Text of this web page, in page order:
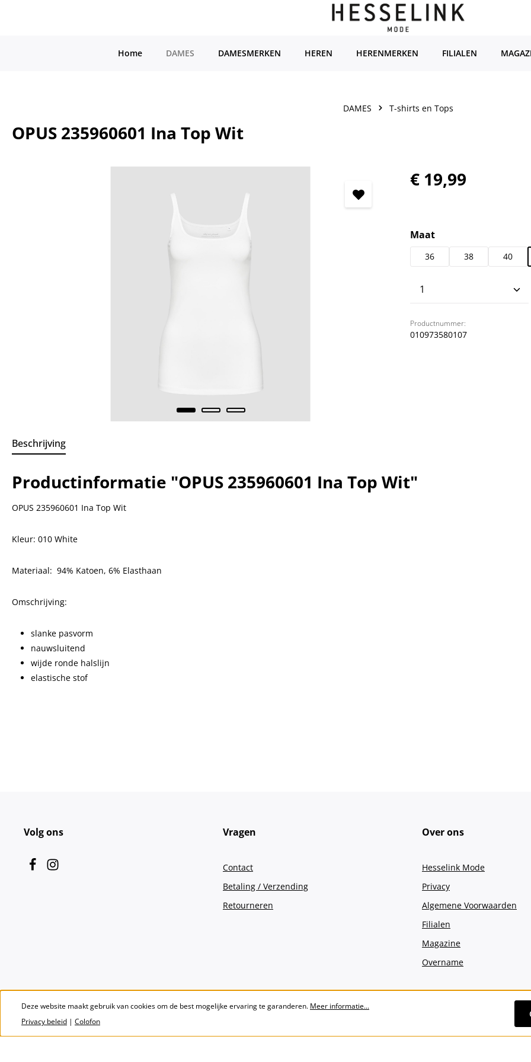
Home DAMES DAMESMERKEN HEREN HERENMERKEN FILIALEN
DAMES T-shirts en Tops
OPUS 235960601 Ina Top Wit
Normale prijs:
€ 19,99
Selecteer
Maat
36 38 40
Productnummer:
010973580107
Beschrijving
Productinformatie "OPUS 235960601 Ina Top Wit"
OPUS 235960601 Ina Top Wit
Kleur: 010 White
Materiaal: 94% Katoen, 6% Elasthaan
Omschrijving:
slanke pasvorm
nauwsluitend
wijde ronde halslijn
elastische stof
Volg ons Vragen
Contact
Betaling / Verzending
Retourneren
Over ons
Hesselink Mode
Privacy
Algemene Voorwaarden
Filialen
Magazine
Overname
Deze website maakt gebruik van cookies om de best mogelijke ervaring te garanderen. Meer informatie...
Privacy beleid | Colofon